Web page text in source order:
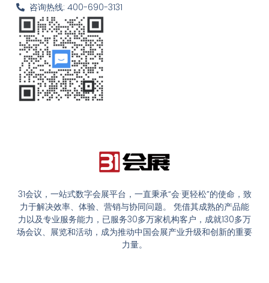
31会议，一站式数字会展平台，一直秉承“会·更轻松”的使命，致
力于解决效率、体验、营销与协同问题。 凭借其成熟的产品能
力以及专业服务能力，已服务30多万家机构客户，成就130多万
场会议、展览和活动，成为推动中国会展产业升级和创新的重要
力量。
咨询热线: 400-690-3131